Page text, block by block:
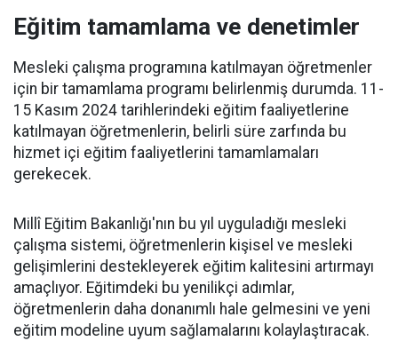
Eğitim tamamlama ve denetimler
Mesleki çalışma programına katılmayan öğretmenler
için bir tamamlama programı belirlenmiş durumda. 11-
15 Kasım 2024 tarihlerindeki eğitim faaliyetlerine
katılmayan öğretmenlerin, belirli süre zarfında bu
hizmet içi eğitim faaliyetlerini tamamlamaları
gerekecek.
Millî Eğitim Bakanlığı'nın bu yıl uyguladığı mesleki
çalışma sistemi, öğretmenlerin kişisel ve mesleki
gelişimlerini destekleyerek eğitim kalitesini artırmayı
amaçlıyor. Eğitimdeki bu yenilikçi adımlar,
öğretmenlerin daha donanımlı hale gelmesini ve yeni
eğitim modeline uyum sağlamalarını kolaylaştıracak.